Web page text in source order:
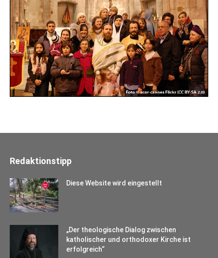
Redaktionstipp
Diese Website wird eingestellt
„Der theologische Dialog zwischen
katholischer und orthodoxer Kirche ist
erfolgreich“